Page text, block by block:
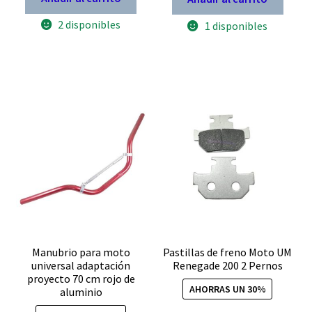
250
cc
2 disponibles
era:
$ 84.900.
es:
1 disponibles
Manubrio para moto
universal adaptación
proyecto 70 cm rojo de
aluminio
Pastillas de freno Moto UM
Renegade 200 2 Pernos
AHORRAS UN 30%